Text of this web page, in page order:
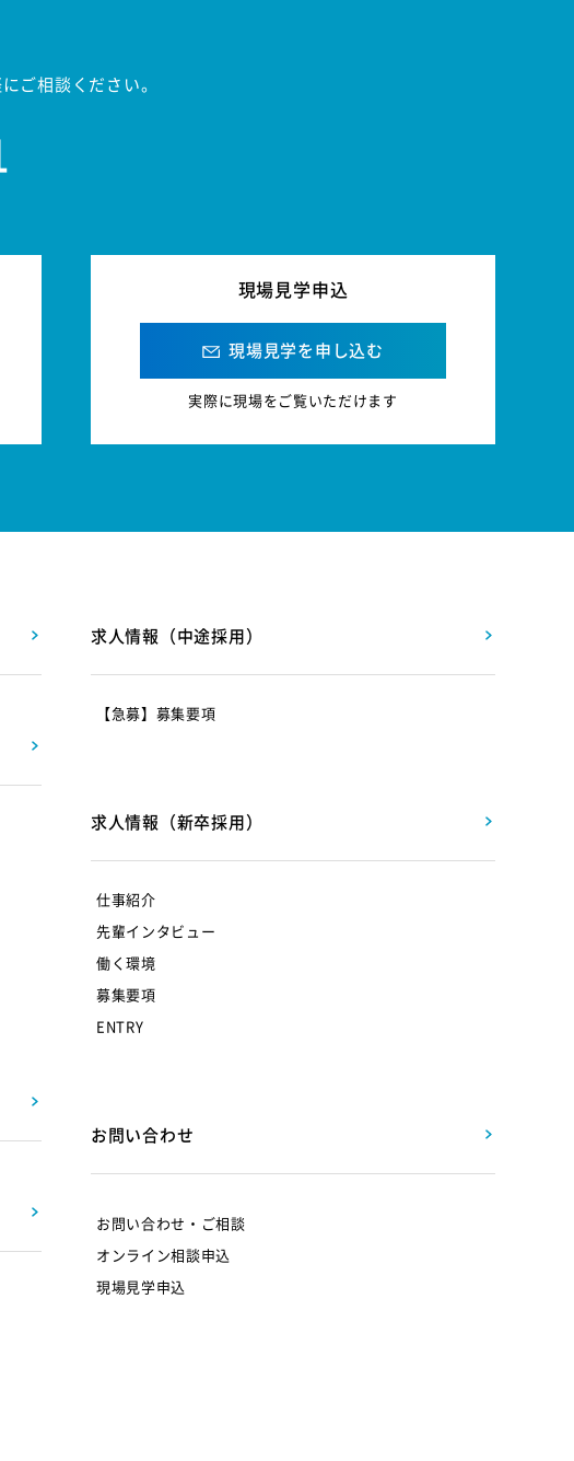
ご相談ください。
現場見学申込
現場見学を申し込む
実際に現場をご覧いただけます
求人情報（中途採用）
【急募】募集要項
求人情報（新卒採用）
仕事紹介
先輩インタビュー
働く環境
募集要項
ENTRY
お問い合わせ
お問い合わせ・ご相談
オンライン相談申込
現場見学申込